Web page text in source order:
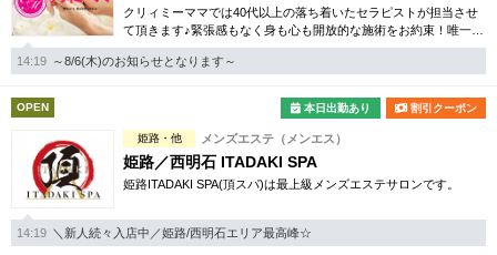
クリィミーママでは40代以上の落ち着いたセラピストが担当させ
て頂きます♪緊張感もなく身も心も開放的な施術をお約束！唯一無
二のミセス専門店となります。
14:19 ～8/6(木)のお知らせとなります～
OPEN 本日出勤あり 割引クーポン
姫路・他 メンズエステ（メンエス）
姫路／西明石 ITADAKI SPA
姫路ITADAKI SPA(頂スパ)は最上級メンズエステサロンです。
14:19 ＼新人続々入店中／姫路/西明石エリア最高峰☆